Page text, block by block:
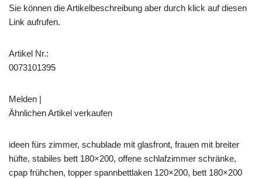
Sie können die Artikelbeschreibung aber durch klick auf diesen
Link aufrufen.
Artikel Nr.:
0073101395
Melden |
Ähnlichen Artikel verkaufen
ideen fürs zimmer, schublade mit glasfront, frauen mit breiter
hüfte, stabiles bett 180×200, offene schlafzimmer schränke,
cpap frühchen, topper spannbettlaken 120×200, bett 180×200